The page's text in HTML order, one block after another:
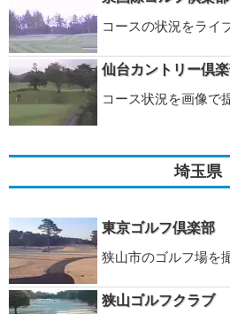
コースの状況をライ
仙台カントリー倶
コース状況を画像で
埼玉県
東京ゴルフ倶楽部
狭山市のゴルフ場を
狭山ゴルフクラブ